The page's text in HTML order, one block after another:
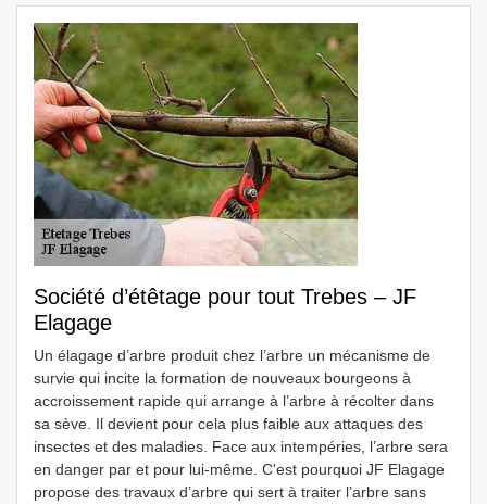
Société d’étêtage pour tout Trebes – JF
Elagage
Un élagage d’arbre produit chez l’arbre un mécanisme de
survie qui incite la formation de nouveaux bourgeons à
accroissement rapide qui arrange à l’arbre à récolter dans
sa sève. Il devient pour cela plus faible aux attaques des
insectes et des maladies. Face aux intempéries, l’arbre sera
en danger par et pour lui-même. C'est pourquoi JF Elagage
propose des travaux d’arbre qui sert à traiter l’arbre sans